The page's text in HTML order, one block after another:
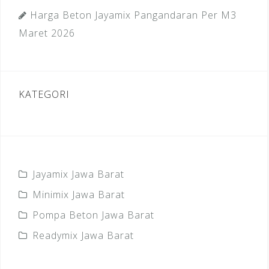
Harga Beton Jayamix Pangandaran Per M3
Maret 2026
KATEGORI
Jayamix Jawa Barat
Minimix Jawa Barat
Pompa Beton Jawa Barat
Readymix Jawa Barat